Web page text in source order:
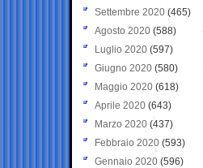
Settembre 2020(465)
Agosto 2020 (588)
Luglio 2020 (597)
Giugno 2020 (580)
Maggio 2020 (618)
Aprile 2020 (643)
Marzo 2020 (437)
Febbraio 2020 (593)
Gennaio 2020 (596)